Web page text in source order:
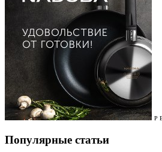
Р
Популярные статьи